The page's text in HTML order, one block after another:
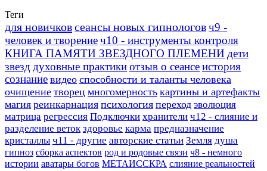
Теги
для новичковсеансы новых гипнологовч9 -
человек и творениеч10 - инструменты контроля
КНИГА ПАМЯТИ ЗВЕЗДНОГО ПЛЕМЕНИ дети
звезд духовные практикиотзыв о сеансеистория
сознание видео способности и таланты человека
очищение творец многомерность картины и артефакты
магия реинкарнация психология переход эволюция
матрица регрессия Подключки хранители ч12 - слияние и
разделение веток здоровье карма предназначение
кристаллы ч11 - другие авторские статьи Земля душа
гипноз сборка аспектов род и родовые связи ч8 - немного
истории аватары богов МЕТАИССКРА слияние реальностей